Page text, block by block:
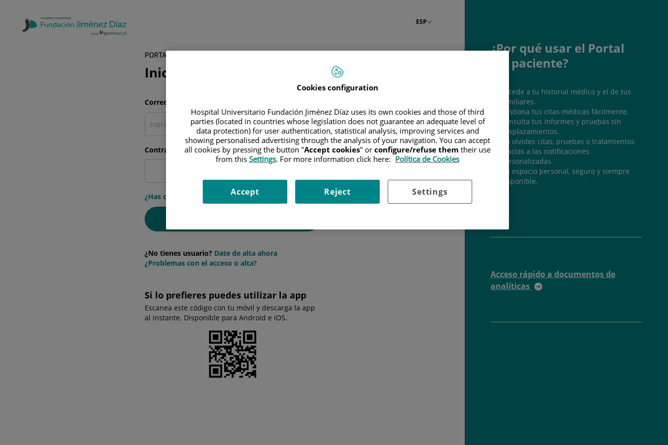
ESP
PORTAL DEL PACIENTE
Inicia sesión
Correo electrónico
Contraseña
¿Has olvidado tu contraseña?
¿No tienes usuario? Date de alta ahora
¿Problemas con el acceso o alta?
Si lo prefieres puedes utilizar la app
Escanea este código con tu móvil y descarga la app
al instante. Disponible para Android e iOS.
¿Por qué usar el Portal
del paciente?
Accede a tu historial médico y el de tus
familiares.
Gestiona tus citas médicas fácilmente.
Consulta tus informes y pruebas sin
desplazamientos.
No olvides citas, pruebas o tratamientos
gracias a las notificaciones
personalizadas.
Un espacio personal, seguro y siempre
disponible.
Acceso rápido a documentos de
analíticas
Cookies configuration
Hospital Universitario Fundación Jiménez Díaz uses its own cookies and those of third
parties (located in countries whose legislation does not guarantee an adequate level of
data protection) for user authentication, statistical analysis, improving services and
showing personalised advertising through the analysis of your navigation. You can accept
all cookies by pressing the button "Accept cookies" or configure/refuse them their use
from this Settings. For more information click here: Política de Cookies
Settings
Reject
Accept